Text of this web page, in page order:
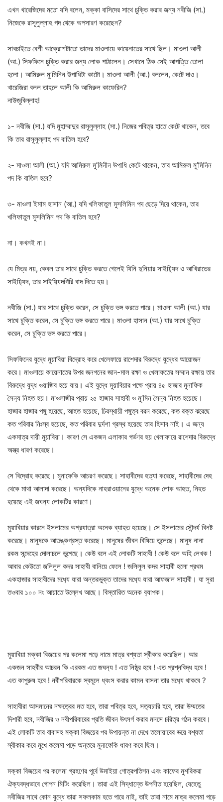
এখন খারেজিদের মতো যদি বলেন, মক্কা বাসিদের সাথে চুক্তি করার জন্য নবীজি (সা.)
নিজেকে রাসূলুল্লাহ পদ থেকে অপসারণ করেছেন?
সাবচাইতে বেশী আক্রোশটাতো তাদের মাওলায়ে কায়েনাতের সাথে ছিল। মাওলা আলী
(আ.) সিফফিনে চুক্তি করার জন্য লোক পাঠালেন। সেখানে ঠিক সেই আপত্তি তোলা
হলো। আমিরুল মু’মিনিন উপাধিটা কাটো। মাওলা আলী (আ.) বললেন, কেটে দাও।
খারেজিরা বলল তাহলে আলী কি আমিরুল কাফেরিন?
নাউজুবিল্লাহ!
১- নবীজি (সা.) যদি মুহাম্মাদুর রাসূলুল্লাহ (সা.) নিজের পবিত্র হাতে কেটে থাকেন, তবে
কি তার রাসূলুল্লাহ পদ বাতিল হবে?
২- মাওলা আলী (আ.) যদি আমিরুল মু’মিনীন উপাধি কেটে থাকেন, তার আমিরুল মু’মিনিন
পদ কি বাতিল হবে?
৩- মাওলা ইমাম হাসান (আ.) যদি খলিফাতুল মুসলিমিন পদ ছেড়ে দিয়ে থাকেন, তার
খলিফাতুল মুসলিমিন পদ কি বাতিল হবে?
না। কখনই না।
যে মিত্র নয়, কেবল তার সাথে চুক্তি করতে গেলেই যিনি দুনিয়ার সাইয়‍্যিদ ও আখিরাতের
সাইয়‍্যিদ, তার সাইয়‍্যিদগিরি বাদ দিতে হয়।
নবীজি (সা.) যার সাথে চুক্তি করেন, সে চুক্তি ভঙ্গ করতে পারে। মাওলা আলী (আ.) যার
সাথে চুক্তি করেন, সে চুক্তি ভঙ্গ করতে পারে। মাওলা হাসান (আ.) যার সাথে চুক্তি
করেন, সে চুক্তি ভঙ্গ করতে পারে।
সিফফিনের যুদ্ধে মুয়াবিয়া বিদ্রোহ করে খেলেফায়ে রাশেদার বিরুদ্ধে যুদ্ধের আয়োজন
করে। মাওলায়ে কায়েনাতের উপর জনগনের জান-মাল রক্ষা ও খেলাফতের সম্মান রক্ষায় তার
বিরুদ্ধে যুদ্ধ ওয়াজিব হয়ে যায়। এই যুদ্ধে মুয়াবিয়ার পক্ষে প্রায় ৪৫ হাজার মুনাফিক
সৈন‍্য নিহত হয়। মাওলাজীর প্রায় ২৫ হাজার সাহাবী ও মু’মিন সৈন‍্য নিহত হয়েছে।
হাজার হাজার পঙ্গু হয়েছে, আহত হয়েছে, চিরস্থায়ী পঙ্গুত্ব বরন করেছে, কত রক্ত ঝরেছে
কত পরিবার নিঃস্ব হয়েছে, কত পরিবার দুর্দশা গ্রস্থ হয়েছে তার হিসাব নাই। এ জন্য
একমাত্র দায়ী মুয়াবিয়া। কারণ সে একজন এলাকার গর্ভণর হয় খেলাফায়ে রাশেদার বিরুদ্ধে
অস্ত্র ধারণ করেছে।
সে বিদ্রোহ করেছে। মুনাফেকি আচরণ করেছে। সাহাবীদের হত্যা করেছে, সাহাবীদের দেহ
থেকে মাথা আলাদা করেছে। অন্যদিকে নাহরাওয়ানের যুদ্ধে অনেক লোক আহত, নিহত
হয়েছে এই জঘন‍্য লোকটির কারণে।
মুয়াবিয়ার কারনে ইসলামের অগ্রযাত্রা অনেক ব্যাহত হয়েছে। সে ইসলামের সৌন্দর্য বিনষ্ট
করেছে। মানুষকে আতঙ্কগ্রস্ত করেছে। মানুষের জীবন বিষিয়ে তুলেছে। মানুষ নানা
রকম সন্দেহের দোলাচলে ভুগেছে। কেউ বলে এই লোকটি সাহাবী ! কেউ বলে অহি লেখক !
আবার কেউতো জলিলুল কদর সাহাবী বানিয়ে ফেলে ! জলিলুল কদর সাহাবী হলো প্রথম
একহাজার সাহাবীদের মধ‍্যে যারা অন্তরভুক্ত তাদের মধ‍্যে যারা আফজাল সাহাবী। যা সূরা
তওবার ১০০ নং আয়াতে উল্লেখ আছে। বিস্তারিত অনেক ব‍্যাপক।
মুয়াবিয়া মক্কা বিজয়ের পর কলেমা পড়ে নামে মাত্র বশ্যতা স্বীকার করেছিল। আর
একজন সাহবীর আচরন কি এরকম এত জঘন‍্য ! এত নিষ্ঠুর হবে ! এত প্রশ্নবিদ্ধ হবে !
এত কাপুরুষ হবে ! নবীপরিবারকে স্বমূলে ধ্বংস করার কামন বাসনা তার মধ‍্যে থাকবে ?
সাহাবীরা আসমানের নক্ষত্রের মত হবে, তারা পবিত্র হবে, সত‍্যচারি হবে, তারা উম্মতের
দিশারী হবে, নবীজির ও নবীপরিবারের প্রতি জীবন উৎসর্গ করার মনসে চরিত্র গঠন করবে।
এই লোকটি তার বাবাসহ মক্কা বিজয়ের পর উপায়ন্ত না দেখে তলোয়ারের ভয়ে বশ্যতা
স্বীকার করে মুখে কলেমা পড়ে অন্তরে মুনাফেকি ধারণ করে ছিল।
মক্কা বিজয়ের পর কলেমা গ্রহণের পূর্বে উমাইয়া গোত্রপতিগন এবং কাফের মুশরিকরা
ঐক্যবদ্ধভাবে গোপন মিটিং করেছিল। তারা এই সিদ্ধান্তে উপনীত হয়েছিল, যেহেতু
নবীজির সাথে কোন যুদ্ধে তারা সফলকাম হতে পারে নাই, তাই তারা নামে মাত্র কলেমা পড়ে